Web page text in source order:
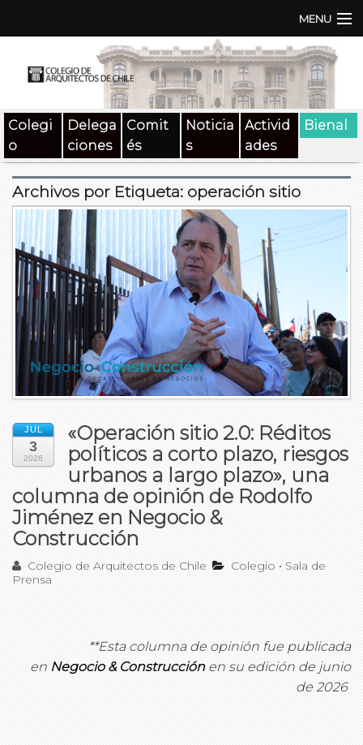
MENU
Documentos
SAT
Beneficios
Medios
Contacto
Buscar:
Colegi
o
Delega
ciones
Comit
és
Noticia
s
Activid
ades
Bienal
Archivos por Etiqueta: operación sitio
JUL
3
2026
«Operación sitio 2.0: Réditos
políticos a corto plazo, riesgos
urbanos a largo plazo», una
columna de opinión de Rodolfo
Jiménez en Negocio &
Construcción
Colegio de Arquitectos de Chile Colegio • Sala de
Prensa
**Esta columna de opinión fue publicada
en Negocio & Construcciónen su edición de junio
de 2026